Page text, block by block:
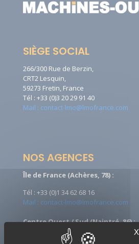
SIÈGE SOCIAL
266/300 Rue de Berzin,
CRT2 Lesquin,
59273 Fretin, France
Tél : +33 (0)3 20 29 91 40
Mail : contact-lmo@lmofrance.com
NOS AGENCES
Île de France (Achères, 78) :
Tél : +33 (0)1 34 62 68 16
Mail : contact-lmo@lmofrance.com
Centre Ouest / Sud (Naintré, 86) :
Tél : +33 (0)5 49 90 08 09
X